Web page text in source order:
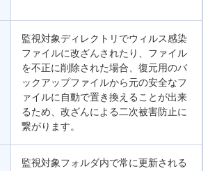
監視対象ディレクトリでウィルス感染
ファイルに改ざんされたり、ファイル
を不正に削除された場合、復元用のバ
ックアップファイルから元の安全なフ
ァイルに自動で置き換えることが出来
るため、改ざんによる二次被害防止に
繋がります。
監視対象フォルダ内で常に更新される